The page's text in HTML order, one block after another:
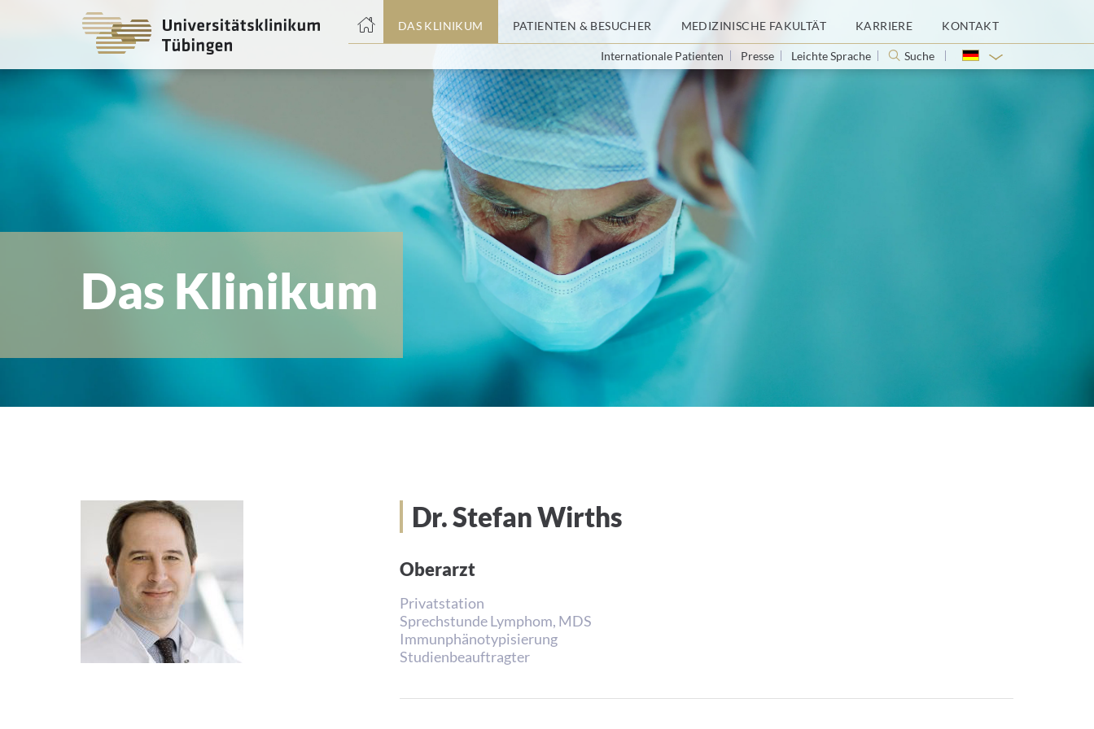
DAS KLINIKUM PATIENTEN & BESUCHER MEDIZINISCHE FAKULTÄT KARRIERE KONTAKT
Internationale Patienten Presse Leichte Sprache Suche
Das Klinikum
Dr. Stefan Wirths
Oberarzt
Privatstation
Sprechstunde Lymphom, MDS
Immunphänotypisierung
Studienbeauftragter